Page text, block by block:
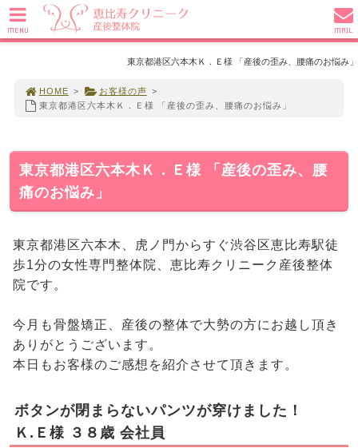
東京都港区六本木Ｋ．Ｅ様 「産後の歪み、腰痛のお悩み」
HOME > お客様の声 >
東京都港区六本木Ｋ．Ｅ様 「産後の歪み、腰痛のお悩み」
東京都港区六本木Ｋ．Ｅ様 「産後の歪み、腰
痛のお悩み」
東京都港区六本木、虎ノ門からすぐ渋谷区恵比寿駅徒
歩1分の女性専門整体院、恵比寿クリニーク産後整体
院です。
今月も骨盤矯正、産後の整体で大勢の方にお越し頂き
ありがとうございます。
本日もお客様のご感想を紹介させて頂きます。
ボタンが閉まらないパンツが穿けました！
Ｋ.Ｅ様 ３８歳 会社員
MENU MAIL